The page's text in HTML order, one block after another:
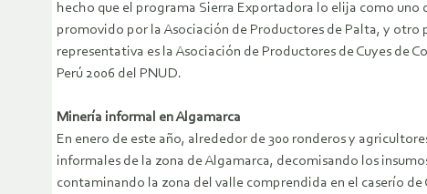
hecho que el programa Sierra Exportadora lo elija como uno
promovido por la Asociación de Productores de Palta, y
representativa es la Asociación de Productores de Cuyes de
Perú 2006 del PNUD.
Minería informal en Algamarca
En enero de este año, alrededor de 300 ronderos y
informales de la zona de Algamarca, decomisando los
contaminando la zona del valle comprendida en el caserío de